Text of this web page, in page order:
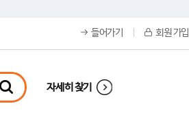
들어가기 회원 가입
자세히 찾기